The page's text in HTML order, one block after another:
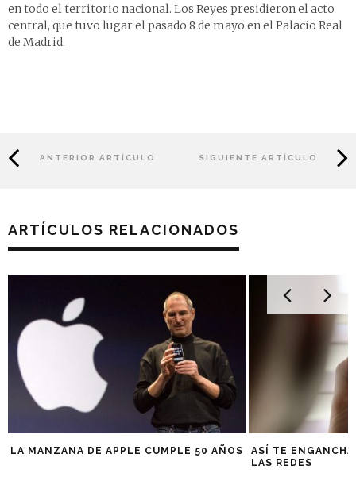
en todo el territorio nacional. Los Reyes presidieron el acto
central, que tuvo lugar el pasado 8 de mayo en el Palacio Real
de Madrid.
ANTERIOR ARTÍCULO SIGUIENTE ARTÍCULO
ARTÍCULOS RELACIONADOS
LA MANZANA DE APPLE CUMPLE 50 AÑOS
ASÍ TE
LAS REDES